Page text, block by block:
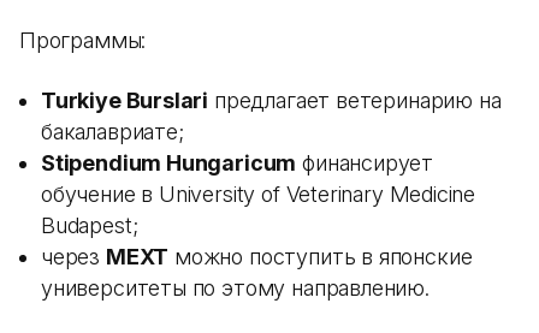
Программы:
Turkiye Burslari предлагает ветеринарию на
бакалавриате;
Stipendium Hungaricum финансирует
обучение в University of Veterinary Medicine
Budapest;
через MEXT можно поступить в японские
университеты по этому направлению.